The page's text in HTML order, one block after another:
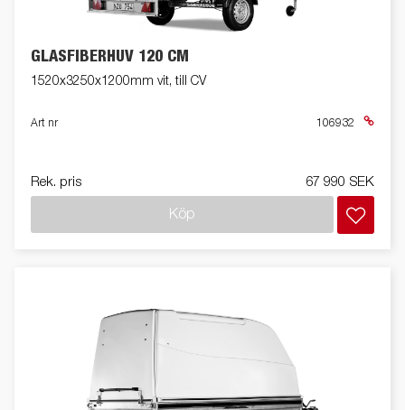
GLASFIBERHUV 120 CM
1520x3250x1200mm vit, till CV
Art nr 106932
Rek. pris 67 990 SEK
Köp